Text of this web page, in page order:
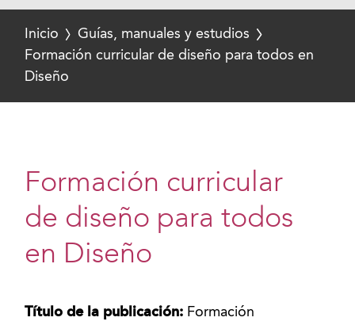
Inicio
Guías, manuales y estudios
Formación curricular de diseño para todos en
Diseño
Formación curricular
de diseño para todos
en Diseño
Título de la publicación: Formación